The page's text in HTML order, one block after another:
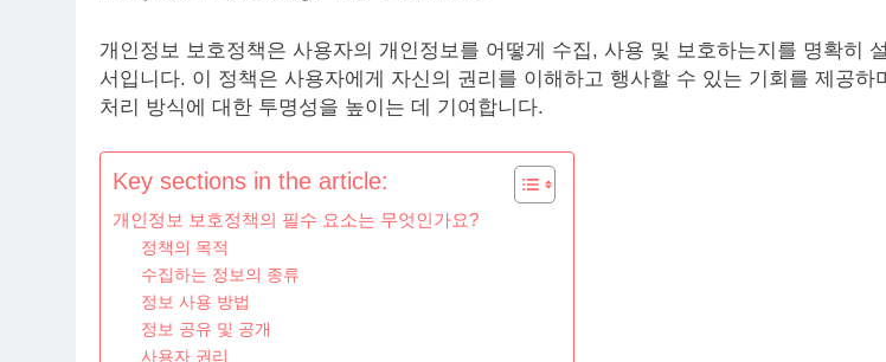
개인정보 보호정책은 사용자의 개인정보를 어떻게 수집, 사용 및 보호하는지를 명확히
서입니다. 이 정책은 사용자에게 자신의 권리를 이해하고 행사할 수 있는 기회를 제공하
처리 방식에 대한 투명성을 높이는 데 기여합니다.
Key sections in the article:
개인정보 보호정책의 필수 요소는 무엇인가요?
정책의 목적
수집하는 정보의 종류
정보 사용 방법
정보 공유 및 공개
사용자 권리